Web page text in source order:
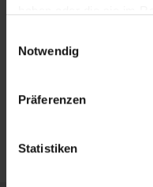
Notwendig
Präferenzen
Statistiken
Spezialfaser. Diese
schützt vor
Die Bezüge sind